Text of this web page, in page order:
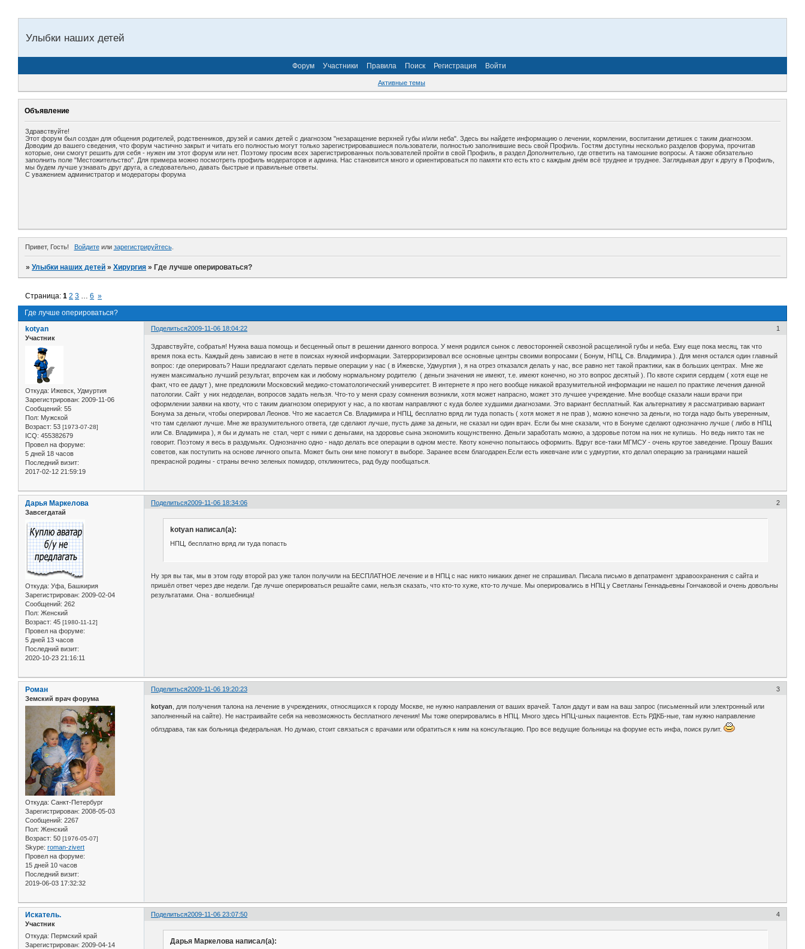
Улыбки наших детей
Форум Участники Правила Поиск Регистрация Войти
Активные темы
Объявление
Здравствуйте!
Этот форум был создан для общения родителей, родственников, друзей и самих детей с диагнозом "незаращение верхней губы и/или неба". Здесь вы найдете информацию о лечении, кормлении, воспитании детишек с таким диагнозом.
Доводим до вашего сведения, что форум частично закрыт и читать его полностью могут только зарегистрировавшиеся пользователи, полностью заполнившие весь свой Профиль. Гостям доступны несколько разделов форума, прочитав
которые, они смогут решить для себя - нужен им этот форум или нет. Поэтому просим всех зарегистрированных пользователей пройти в свой Профиль, в раздел Дополнительно, где ответить на тамошние вопросы. А также обязательно
заполнить поле "Местожительство". Для примера можно посмотреть профиль модераторов и админа. Нас становится много и ориентироваться по памяти кто есть кто с каждым днём всё труднее и труднее. Заглядывая друг к другу в Профиль,
мы будем лучше узнавать друг друга, а следовательно, давать быстрые и правильные ответы.
С уважением администратор и модераторы форума
Привет, Гость! Войдитеили зарегистрируйтесь.
»Улыбки наших детей »Хирургия » Где лучше оперироваться?
Где лучше оперироваться?
Страница:1 2 3 … 6 »
Поделиться 1
2009-11-06 18:04:22
kotyan
Участник
Откуда: Ижевск, Удмуртия
Зарегистрирован: 2009-11-06
Сообщений: 55
Пол: Мужской
Возраст: 53 [1973-07-28]
ICQ: 455382679
Провел на форуме:
5 дней 18 часов
Последний визит:
2017-02-12 21:59:19
Здравствуйте, собратья! Нужна ваша помощь и бесценный опыт в решении данного вопроса. У меня родился сынок с левосторонней сквозной расщелиной губы и неба. Ему еще пока месяц, так что
время пока есть. Каждый день зависаю в нете в поисках нужной информации. Затерроризировал все основные центры своими вопросами ( Бонум, НПЦ, Св. Владимира ). Для меня остался один главный
вопрос: где оперировать? Наши предлагают сделать первые операции у нас ( в Ижевске, Удмуртия ), я на отрез отказался делать у нас, все равно нет такой практики, как в больших центрах. Мне же
нужен максимально лучший результат, впрочем как и любому нормальному родителю ( деньги значения не имеют, т.е. имеют конечно, но это вопрос десятый ). По квоте скрипя сердцем ( хотя еще не
факт, что ее дадут ), мне предложили Московский медико-стоматологический университет. В интернете я про него вообще никакой вразумительной информации не нашел по практике лечения данной
патологии. Сайт у них недоделан, вопросов задать нельзя. Что-то у меня сразу сомнения возникли, хотя может напрасно, может это лучшее учреждение. Мне вообще сказали наши врачи при
оформлении заявки на квоту, что с таким диагнозом оперируют у нас, а по квотам направляют с куда более худшими диагнозами. Это вариант бесплатный. Как альтернативу я рассматриваю вариант
Бонума за деньги, чтобы оперировал Леонов. Что же касается Св. Владимира и НПЦ, бесплатно вряд ли туда попасть ( хотя может я не прав ), можно конечно за деньги, но тогда надо быть уверенным,
что там сделают лучше. Мне же вразумительного ответа, где сделают лучше, пусть даже за деньги, не сказал ни один врач. Если бы мне сказали, что в Бонуме сделают однозначно лучше ( либо в НПЦ
или Св. Владимира ), я бы и думать не стал, черт с ними с деньгами, на здоровье сына экономить кощунственно. Деньги заработать можно, а здоровье потом на них не купишь. Но ведь никто так не
говорит. Поэтому я весь в раздумьях. Однозначно одно - надо делать все операции в одном месте. Квоту конечно попытаюсь оформить. Вдруг все-таки МГМСУ - очень крутое заведение. Прошу Ваших
советов, как поступить на основе личного опыта. Может быть они мне помогут в выборе. Заранее всем благодарен.Если есть ижевчане или с удмуртии, кто делал операцию за границами нашей
прекрасной родины - страны вечно зеленых помидор, откликнитесь, рад буду пообщаться.
Поделиться 2
2009-11-06 18:34:06
Дарья Маркелова
Завсегдатай
Откуда: Уфа, Башкирия
Зарегистрирован: 2009-02-04
Сообщений: 262
Пол: Женский
Возраст: 45 [1980-11-12]
Провел на форуме:
5 дней 13 часов
Последний визит:
2020-10-23 21:16:11
kotyan написал(а):
НПЦ, бесплатно вряд ли туда попасть
Ну зря вы так, мы в этом году второй раз уже талон получили на БЕСПЛАТНОЕ лечение и в НПЦ с нас никто никаких денег не спрашивал. Писала письмо в депатрамент здравоохранения с сайта и
пришёл ответ через две недели. Где лучше оперироваться решайте сами, нельзя сказать, что кто-то хуже, кто-то лучше. Мы оперировались в НПЦ у Светланы Геннадьевны Гончаковой и очень довольны
результатами. Она - волшебница!
Поделиться 3
2009-11-06 19:20:23
Роман
Земский врач форума
Откуда: Санкт-Петербург
Зарегистрирован: 2008-05-03
Сообщений: 2267
Пол: Женский
Возраст: 50 [1976-05-07]
Skype: roman-zivert
Провел на форуме:
15 дней 10 часов
Последний визит:
2019-06-03 17:32:32
kotyan, для получения талона на лечение в учреждениях, относящихся к городу Москве, не нужно направления от ваших врачей. Талон дадут и вам на ваш запрос (письменный или электронный или
заполненный на сайте). Не настраивайте себя на невозможность бесплатного лечения! Мы тоже оперировались в НПЦ. Много здесь НПЦ-шных пациентов. Есть РДКБ-ные, там нужно направление
облздрава, так как больница федеральная. Но думаю, стоит связаться с врачами или обратиться к ним на консультацию. Про все ведущие больницы на форуме есть инфа, поиск рулит.
Поделиться 4
2009-11-06 23:07:50
Искатель.
Участник
Откуда: Пермский край
Зарегистрирован: 2009-04-14
Дарья Маркелова написал(а):